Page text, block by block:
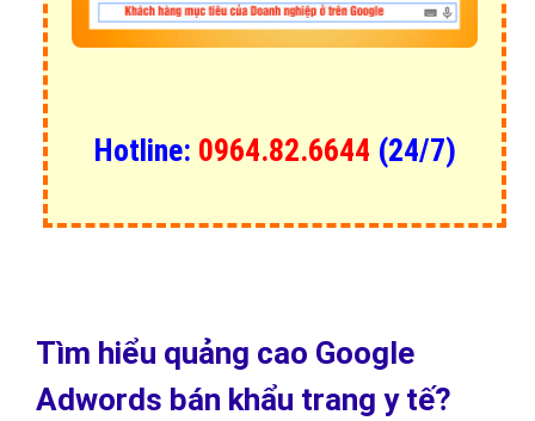
Hotline: 0964.82.6644 (24/7)
Tìm hiểu quảng cao Google
Adwords bán khẩu trang y tế?